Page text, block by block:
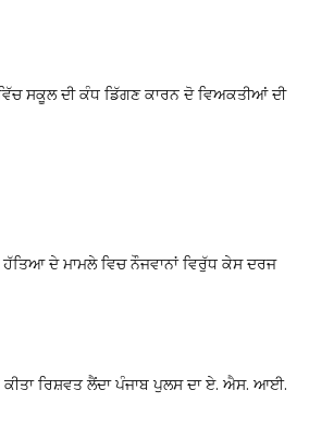
ਸਕੂਲ ਦੀ ਕੰਧ ਡਿੱਗਣ ਕਾਰਨ ਦੋ ਵਿਅਕਤੀਆਂ ਦੀ
ਹੱਤਿਆ ਦੇ ਮਾਮਲੇ ਵਿਚ ਨੌਜਵਾਨਾਂ ਵਿਰੁੱਧ ਕੇਸ ਦਰਜ
ਕੀਤਾ ਰਿਸ਼ਵਤ ਲੈਂਦਾ ਪੰਜਾਬ ਪੁਲਸ ਦਾ ਏ. ਐਸ. ਆਈ.